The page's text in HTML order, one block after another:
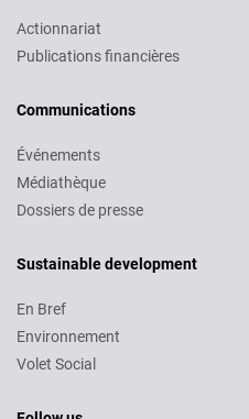
Actionnariat
Publications financières
Communications
Événements
Médiathèque
Dossiers de presse
Sustainable development
En Bref
Environnement
Volet Social